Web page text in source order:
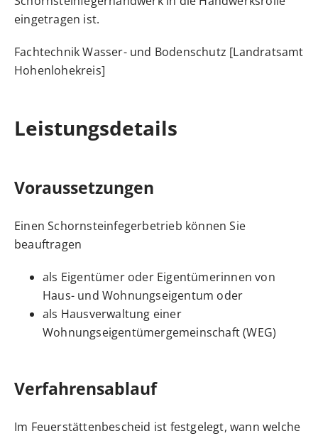
eingetragen ist.
Fachtechnik Wasser- und Bodenschutz [Landratsamt
Hohenlohekreis]
Leistungsdetails
Voraussetzungen
Einen Schornsteinfegerbetrieb können Sie
beauftragen
als Eigentümer oder Eigentümerinnen von
Haus- und Wohnungseigentum oder
als Hausverwaltung einer
Wohnungseigentümergemeinschaft (WEG)
Verfahrensablauf
Im Feuerstättenbescheid ist festgelegt, wann welche